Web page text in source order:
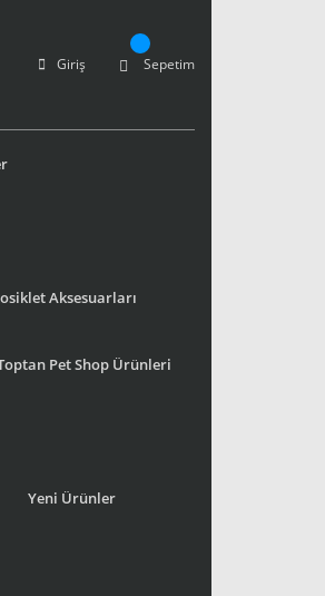
Giriş Sepetim
Aksesuarları
Pet Shop Ürünleri
Yeni Ürünler